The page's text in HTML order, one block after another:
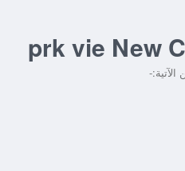
prk vie New